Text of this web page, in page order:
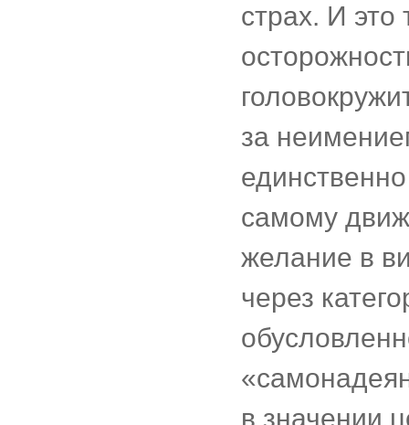
страх. И это
за
самому
желание в
через
в значении